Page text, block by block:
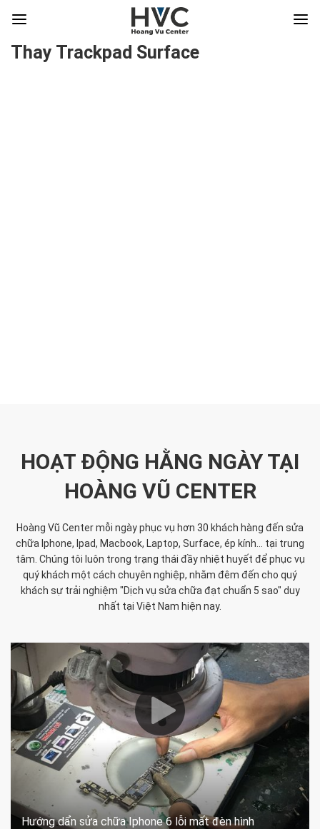
Thay Trackpad Surface
HOẠT ĐỘNG HẰNG NGÀY TẠI
HOÀNG VŨ CENTER
Hoàng Vũ Center mỗi ngày phục vụ hơn 30 khách hàng đến sửa
chữa Iphone, Ipad, Macbook, Laptop, Surface, ép kính... tại trung
tâm. Chúng tôi luôn trong trạng thái đầy nhiệt huyết để phục vụ
quý khách một cách chuyên nghiệp, nhằm đêm đến cho quý
khách sự trải nghiệm "Dịch vụ sửa chữa đạt chuẩn 5 sao" duy
nhất tại Việt Nam hiện nay.
Hướng dẩn sửa chữa Iphone 6 lỗi mất đèn hình